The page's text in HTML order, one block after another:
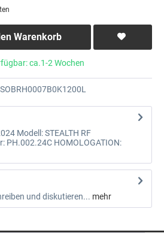
Warenkorb
ca.1-2 Wochen
SOBRH0007B0K1200L
Modell: STEALTH RF
PH.002.24C HOMOLOGATION:
und diskutieren... mehr